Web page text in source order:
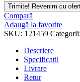
Phone
Number*
Trimite! Revenim cu
Compară
Adaugă la favorite
SKU: 121459 Categorii:
Descriere
Specificații
Livrare
Retur